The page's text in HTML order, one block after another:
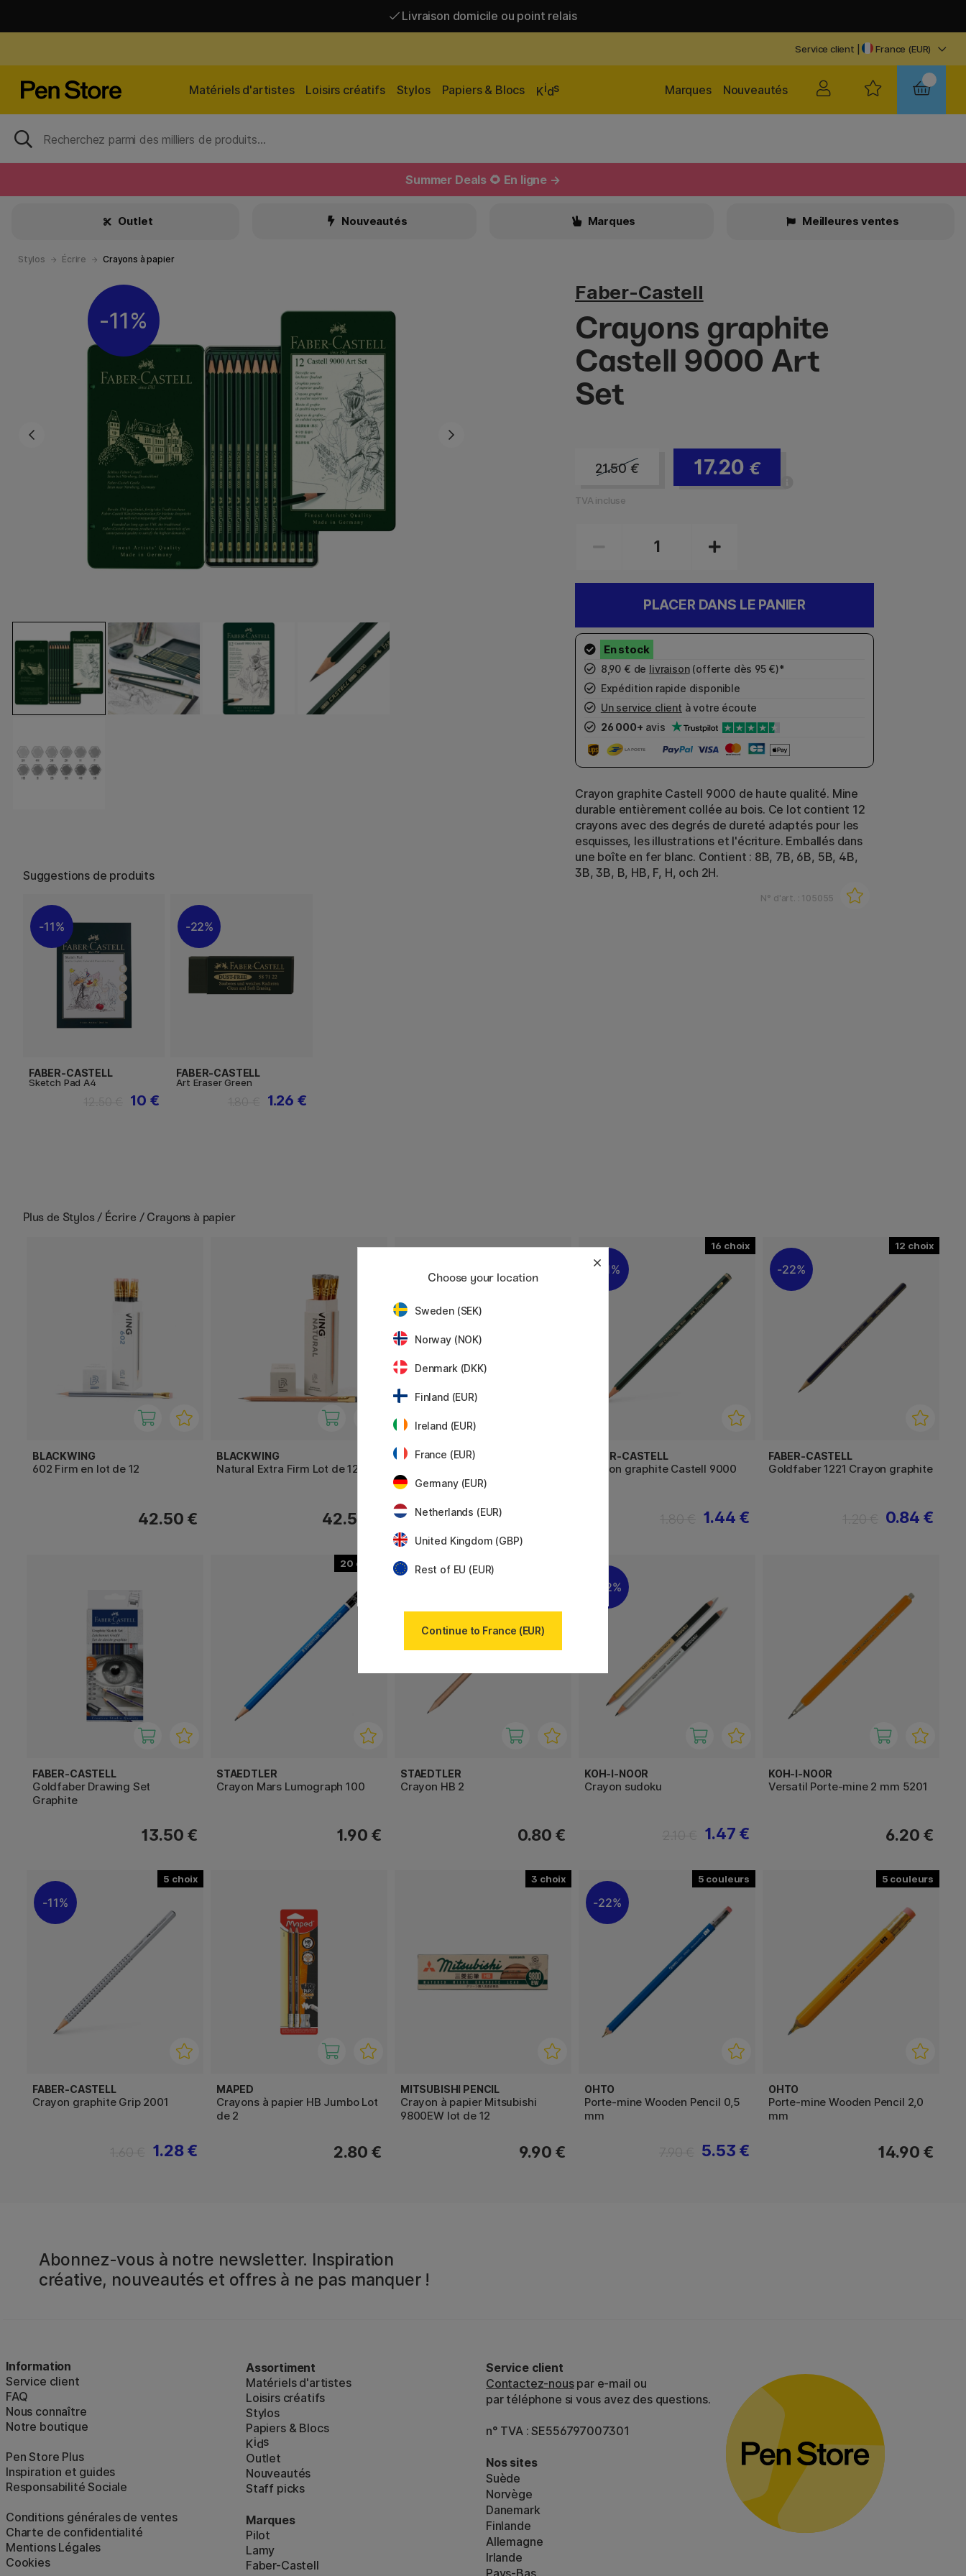
Livraison domicile ou point relais
Service client | France (EUR)
Matériels d'artistes Loisirs créatifs Stylos Papiers & Blocs Kids Nouveautés
Marques
Summer Deals 🌻 En ligne →
Outlet Nouveautés Marques Meilleures ventes
Stylos Écrire Crayons à papier
11%
Suggestions de produits
11%
FABER-CASTELL
Sketch Pad A4
10 €
22%
FABER-CASTELL
Art Eraser Green
1.26 €
Faber-Castell
Crayons graphite
Castell 9000 Art
Set
21.50 € 17.20 €
TVA incluse
PLACER DANS LE PANIER
8,90 € de livraison(offerte dès 95 €)*
Expédition rapide disponible
Un service client à votre écoute
26 000+ avis
Crayon graphite Castell 9000 de haute qualité. Mine
durable entièrement collée au bois. Ce lot contient 12
crayons avec des degrés de dureté adaptés pour les
esquisses, les illustrations et l'écriture. Emballés dans
une boîte en fer blanc. Contient : 8B, 7B, 6B, 5B, 4B,
3B, 3B, B, HB, F, H, och 2H.
N° d'art. : 105055
Plus de Stylos / Écrire / Crayons à papier
BLACKWING
602 Firm en lot de 12
42.50 €
BLACKWING
Natural Extra Firm Lot de 12
42.50 €
FABER-CASTELL
Design Set
21.50 €
16
11%
FABER-CASTELL
Crayon graphite Castell 9000
1.44 €
12
22%
FABER-CASTELL
Goldfaber 1221 Crayon graphite
0.84 €
FABER-CASTELL
Goldfaber Drawing Set
Graphite
13.50 €
20
STAEDTLER
Crayon Mars Lumograph 100
1.90 €
STAEDTLER
Crayon HB 2
0.80 €
22%
KOH-I-NOOR
Crayon sudoku
1.47 €
KOH-I-NOOR
Versatil Porte-mine 2 mm 5201
6.20 €
5
11%
FABER-CASTELL
Crayon graphite Grip 2001
1.28 €
MAPED
Crayons à papier HB Jumbo Lot
de 2
2.80 €
3
MITSUBISHI PENCIL
Crayon à papier Mitsubishi
9800EW lot de 12
9.90 €
5
22%
OHTO
Porte-mine Wooden Pencil 0,5
mm
5.53 €
5
OHTO
Porte-mine Wooden Pencil 2,0
mm
14.90 €
Abonnez-vous à notre newsletter. Inspiration
créative, nouveautés et offres à ne pas manquer !
Information
Service client
FAQ
Nous connaître
Notre boutique
Pen Store Plus
Inspiration et guides
Responsabilité Sociale
Conditions générales de ventes
Charte de confidentialité
Mentions Légales
Cookies
Assortiment
Matériels d'artistes
Loisirs créatifs
Stylos
Papiers & Blocs
Kids
Outlet
Nouveautés
Staff picks
Marques
Pilot
Lamy
Faber-Castell
Service client
Contactez-nouspar e-mail ou
par téléphone si vous avez des questions.
n° TVA : SE556797007301
Nos sites
Suède
Norvège
Danemark
Finlande
Allemagne
Irlande
Choose your location
Sweden (SEK)
Norway (NOK)
Denmark (DKK)
Finland (EUR)
Ireland (EUR)
France (EUR)
Germany (EUR)
Netherlands (EUR)
United Kingdom (GBP)
Rest of EU (EUR)
Continue to France (EUR)